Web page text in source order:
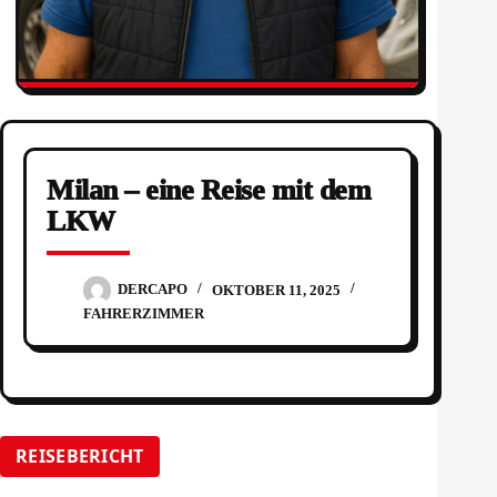
Milan – eine Reise mit dem
LKW
DERCAPO
OKTOBER 11, 2025
FAHRERZIMMER
REISEBERICHT